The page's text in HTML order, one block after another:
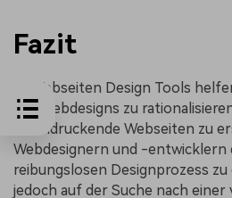
Fazit
KI Webseiten Design Tools
des Webdesigns zu
beeindruckende Webseiten zu
Webdesignern und -entwicklern
reibungslosen Designprozess zu
jedoch auf der Suche nach